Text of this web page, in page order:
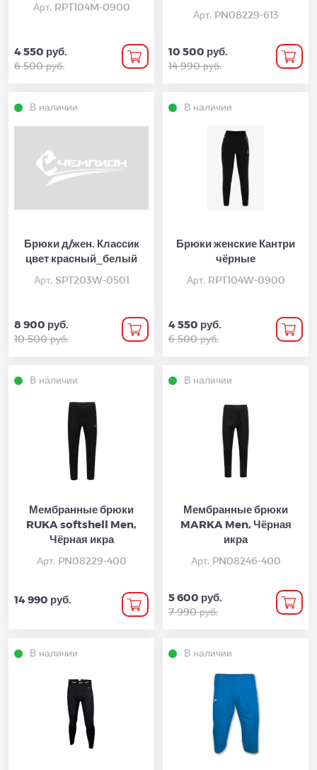
Арт. RPT104M-0900
4 550 руб.
6 500 руб.
Арт. PN08229-613
10 500 руб.
14 990 руб.
В наличии
Брюки д/жен. Классик
цвет красный_белый
Арт. SPT203W-0501
8 900 руб.
10 500 руб.
В наличии
Брюки женские Кантри
чёрные
Арт. RPT104W-0900
4 550 руб.
6 500 руб.
В наличии
Мембранные брюки
RUKA softshell Men,
Чёрная икра
Арт. PN08229-400
14 990 руб.
В наличии
Мембранные брюки
MARKA Men, Чёрная
икра
Арт. PN08246-400
5 600 руб.
7 990 руб.
В наличии В наличии